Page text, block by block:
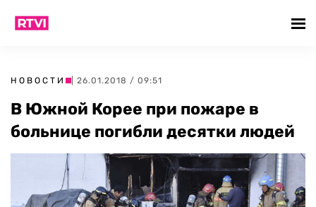
НОВОСТИ | 26.01.2018 / 09:51
В Южной Корее при пожаре в
больнице погибли десятки людей